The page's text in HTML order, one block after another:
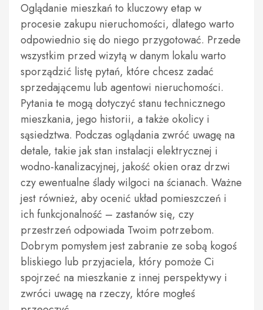
Oglądanie mieszkań to kluczowy etap w
procesie zakupu nieruchomości, dlatego warto
odpowiednio się do niego przygotować. Przede
wszystkim przed wizytą w danym lokalu warto
sporządzić listę pytań, które chcesz zadać
sprzedającemu lub agentowi nieruchomości.
Pytania te mogą dotyczyć stanu technicznego
mieszkania, jego historii, a także okolicy i
sąsiedztwa. Podczas oglądania zwróć uwagę na
detale, takie jak stan instalacji elektrycznej i
wodno-kanalizacyjnej, jakość okien oraz drzwi
czy ewentualne ślady wilgoci na ścianach. Ważne
jest również, aby ocenić układ pomieszczeń i
ich funkcjonalność – zastanów się, czy
przestrzeń odpowiada Twoim potrzebom.
Dobrym pomysłem jest zabranie ze sobą kogoś
bliskiego lub przyjaciela, który pomoże Ci
spojrzeć na mieszkanie z innej perspektywy i
zwróci uwagę na rzeczy, które mogłeś